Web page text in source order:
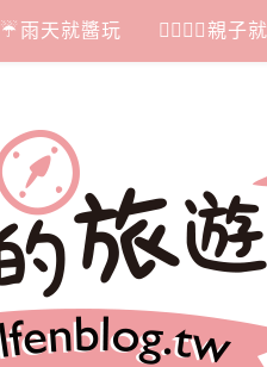
☔雨天就醬玩 👩‍❤‍💋‍👨親子